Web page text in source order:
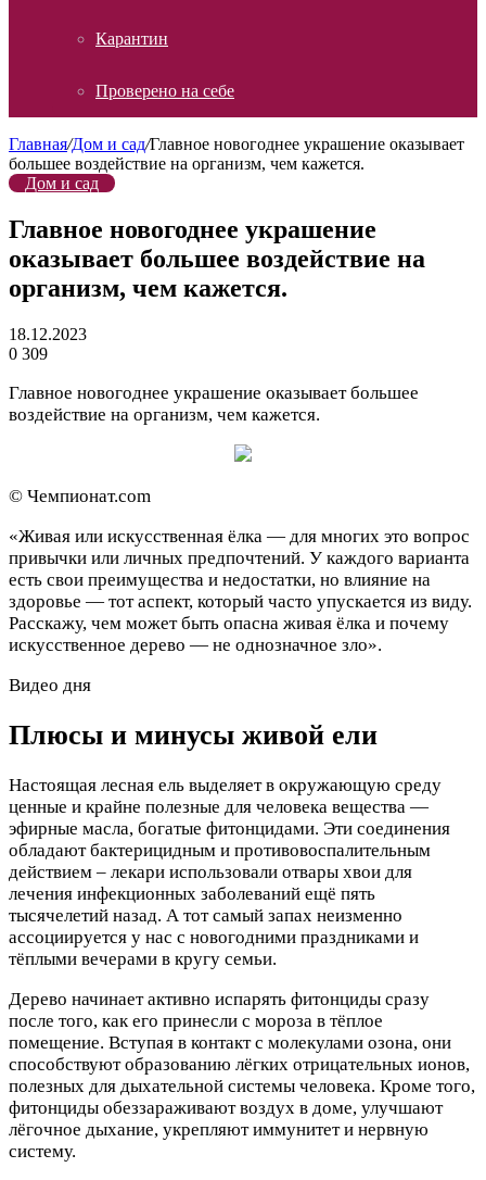
Карантин
Проверено на себе
Главная/Дом и сад/Главное новогоднее украшение оказывает
большее воздействие на организм, чем кажется.
Дом и сад
Главное новогоднее украшение
оказывает большее воздействие на
организм, чем кажется.
18.12.2023
0 309
Главное новогоднее украшение оказывает большее
воздействие на организм, чем кажется.
© Чемпионат.com
«Живая или искусственная ёлка — для многих это вопрос
привычки или личных предпочтений. У каждого варианта
есть свои преимущества и недостатки, но влияние на
здоровье — тот аспект, который часто упускается из виду.
Расскажу, чем может быть опасна живая ёлка и почему
искусственное дерево — не однозначное зло».
Видео дня
Плюсы и минусы живой ели
Настоящая лесная ель выделяет в окружающую среду
ценные и крайне полезные для человека вещества —
эфирные масла, богатые фитонцидами. Эти соединения
обладают бактерицидным и противовоспалительным
действием – лекари использовали отвары хвои для
лечения инфекционных заболеваний ещё пять
тысячелетий назад. А тот самый запах неизменно
ассоциируется у нас с новогодними праздниками и
тёплыми вечерами в кругу семьи.
Дерево начинает активно испарять фитонциды сразу
после того, как его принесли с мороза в тёплое
помещение. Вступая в контакт с молекулами озона, они
способствуют образованию лёгких отрицательных ионов,
полезных для дыхательной системы человека. Кроме того,
фитонциды обеззараживают воздух в доме, улучшают
лёгочное дыхание, укрепляют иммунитет и нервную
систему.